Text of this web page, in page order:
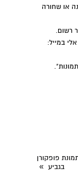
או שחורה
רשום.
במייל:
פופקורן
בגביע »